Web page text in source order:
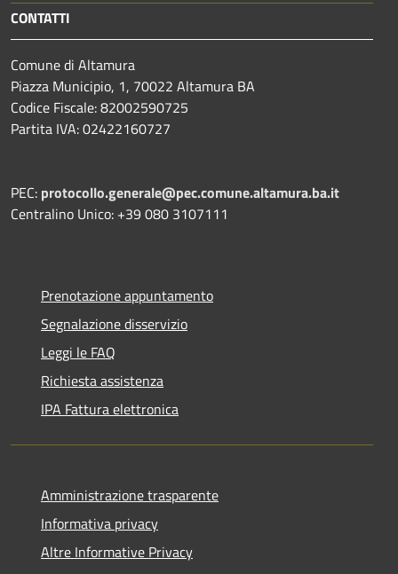
CONTATTI
Comune di Altamura
Piazza Municipio, 1, 70022 Altamura BA
Codice Fiscale: 82002590725
Partita IVA: 02422160727
PEC: protocollo.generale@pec.comune.altamura.ba.it
Centralino Unico: +39 080 3107111
Prenotazione appuntamento
Segnalazione disservizio
Leggi le FAQ
Richiesta assistenza
IPA Fattura elettronica
Amministrazione trasparente
Informativa privacy
Altre Informative Privacy